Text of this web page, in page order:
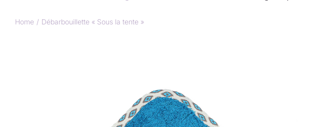
Home Débarbouillette « Sous la tente »